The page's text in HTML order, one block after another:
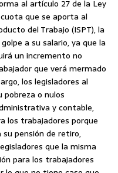
al artículo 27 de la Ley
que se aporta al
del Trabajo (ISPT), la
a su salario, ya que la
un incremento no
que verá mermado
los legisladores al
pobreza o nulos
y contable,
los trabajadores porque
pensión de retiro,
que la misma
para los trabajadores